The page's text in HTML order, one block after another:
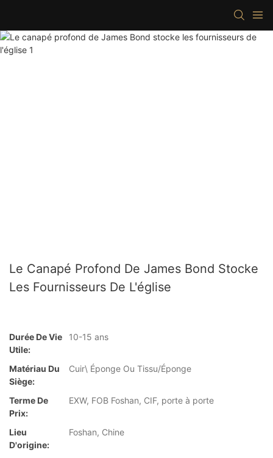
Le Canapé Profond De James Bond Stocke
Les Fournisseurs De L'église
Durée De Vie
Utile:
10-15 ans
Matériau Du
Siège:
Cuir\ Éponge Ou Tissu/Éponge
Terme De
Prix:
EXW, FOB Foshan, CIF, porte à porte
Lieu
D'origine:
Foshan, Chine